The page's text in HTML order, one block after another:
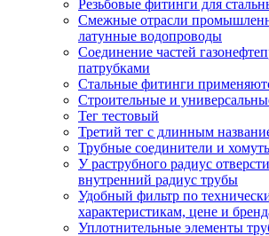
Резьбовые фитинги для
Смежные отрасли
латунные водопроводы
Соединение частей
патрубками
Стальные фитинги
Строительные и
Тег тестовый
Третий тег с длинным
Трубные соединители и
У раструбного радиус
внутренний радиус трубы
Удобный фильтр по
характеристикам, цене и
Уплотнительные элементы